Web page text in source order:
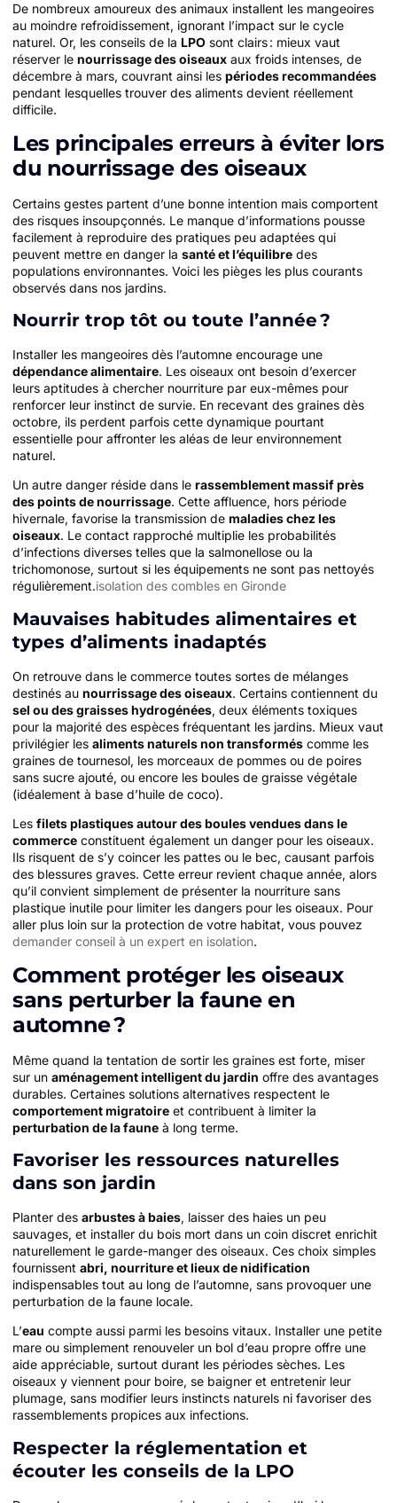
De nombreux amoureux des animaux installent les mangeoires
au moindre refroidissement, ignorant l’impact sur le cycle
naturel. Or, les conseils de la LPO sont clairs : mieux vaut
réserver le nourrissage des oiseaux aux froids intenses, de
décembre à mars, couvrant ainsi les périodes recommandées
pendant lesquelles trouver des aliments devient réellement
difficile.
Les principales erreurs à éviter lors
du nourrissage des oiseaux
Certains gestes partent d’une bonne intention mais comportent
des risques insoupçonnés. Le manque d’informations pousse
facilement à reproduire des pratiques peu adaptées qui
peuvent mettre en danger la santé et l’équilibre des
populations environnantes. Voici les pièges les plus courants
observés dans nos jardins.
Nourrir trop tôt ou toute l’année ?
Installer les mangeoires dès l’automne encourage une
dépendance alimentaire. Les oiseaux ont besoin d’exercer
leurs aptitudes à chercher nourriture par eux-mêmes pour
renforcer leur instinct de survie. En recevant des graines dès
octobre, ils perdent parfois cette dynamique pourtant
essentielle pour affronter les aléas de leur environnement
naturel.
Un autre danger réside dans le rassemblement massif près
des points de nourrissage. Cette affluence, hors période
hivernale, favorise la transmission de maladies chez les
oiseaux. Le contact rapproché multiplie les probabilités
d’infections diverses telles que la salmonellose ou la
trichomonose, surtout si les équipements ne sont pas nettoyés
régulièrement.isolation des combles en Gironde
Mauvaises habitudes alimentaires et
types d’aliments inadaptés
On retrouve dans le commerce toutes sortes de mélanges
destinés au nourrissage des oiseaux. Certains contiennent du
sel ou des graisses hydrogénées, deux éléments toxiques
pour la majorité des espèces fréquentant les jardins. Mieux vaut
privilégier les aliments naturels non transformés comme les
graines de tournesol, les morceaux de pommes ou de poires
sans sucre ajouté, ou encore les boules de graisse végétale
(idéalement à base d’huile de coco).
Les filets plastiques autour des boules vendues dans le
commerce constituent également un danger pour les oiseaux.
Ils risquent de s’y coincer les pattes ou le bec, causant parfois
des blessures graves. Cette erreur revient chaque année, alors
qu’il convient simplement de présenter la nourriture sans
plastique inutile pour limiter les dangers pour les oiseaux. Pour
aller plus loin sur la protection de votre habitat, vous pouvez
demander conseil à un expert en isolation.
Comment protéger les oiseaux
sans perturber la faune en
automne ?
Même quand la tentation de sortir les graines est forte, miser
sur un aménagement intelligent du jardin offre des avantages
durables. Certaines solutions alternatives respectent le
comportement migratoire et contribuent à limiter la
perturbation de la faune à long terme.
Favoriser les ressources naturelles
dans son jardin
Planter des arbustes à baies, laisser des haies un peu
sauvages, et installer du bois mort dans un coin discret enrichit
naturellement le garde-manger des oiseaux. Ces choix simples
fournissent abri, nourriture et lieux de nidification
indispensables tout au long de l’automne, sans provoquer une
perturbation de la faune locale.
L’eau compte aussi parmi les besoins vitaux. Installer une petite
mare ou simplement renouveler un bol d’eau propre offre une
aide appréciable, surtout durant les périodes sèches. Les
oiseaux y viennent pour boire, se baigner et entretenir leur
plumage, sans modifier leurs instincts naturels ni favoriser des
rassemblements propices aux infections.
Respecter la réglementation et
écouter les conseils de la LPO